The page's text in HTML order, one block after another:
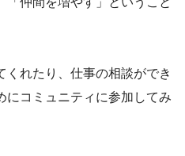
れたり、仕事の相談ができ
にコミュニティに参加してみ